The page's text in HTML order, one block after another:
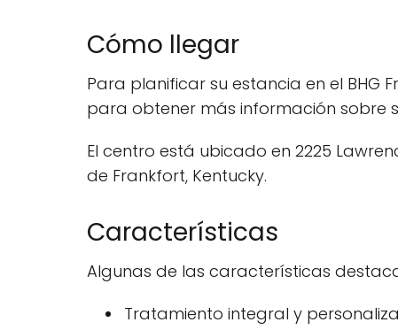
Cómo llegar
Para planificar su estancia en el
para obtener más información sobre
El centro está ubicado en 2225
de Frankfort, Kentucky.
Características
Algunas de las características
Tratamiento integral y